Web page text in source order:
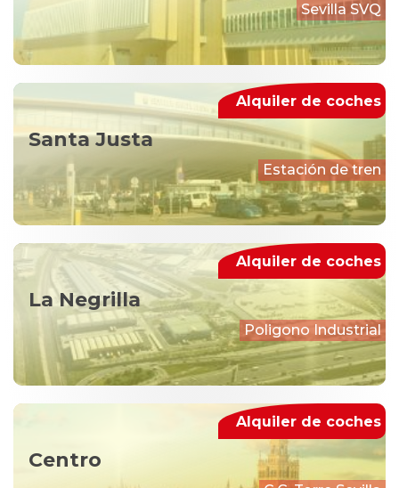
Sevilla SVQ
Santa Justa
Estación de tren
Alquiler de coches
La Negrilla
Poligono Industrial
Alquiler de coches
Centro
Alquiler de coches